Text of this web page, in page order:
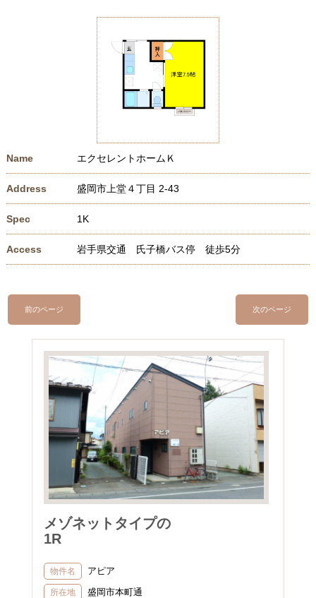
Name エクセレントホームＫ
Address 盛岡市上堂４丁目 2-43
Spec 1K
Access 岩手県交通 氏子橋バス停 徒歩5分
前のページ 次のページ
メゾネットタイプの
1R
物件名 アピア
所在地 盛岡市本町通